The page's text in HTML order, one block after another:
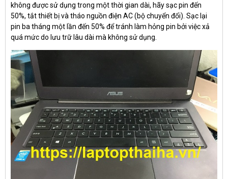
không được sử dụng trong một thời gian dài, hãy sạc pin đến
50%, tắt thiết bị và tháo nguồn điện AC (bộ chuyển đổi). Sạc lại
pin ba tháng một lần đến 50% để tránh làm hỏng pin bởi việc xả
quá mức do lưu trữ lâu dài mà không sử dụng.